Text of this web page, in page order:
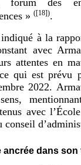
» ([18]).
à la
avec
attentes en
qui est prévu
2022.
avec
conseil
ancrée dans son